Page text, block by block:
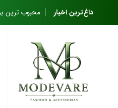
داغ‌ترین اخبار محبوب ترین